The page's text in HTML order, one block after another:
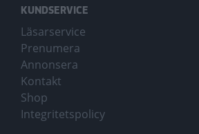
KUNDSERVICE
Läsarservice
Prenumera
Annonsera
Kontakt
Shop
Integritetspolicy